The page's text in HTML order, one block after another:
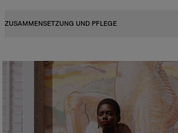
ZUSAMMENSETZUNG UND PFLEGE
Waschanleitung
Nur punktuelle Reinigung
Hergestellt in
Spanien